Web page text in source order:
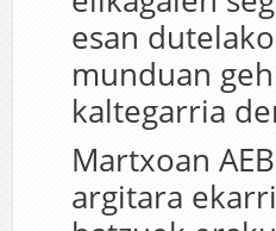
esan
munduan
kaltegarria
Martxoan
argitara